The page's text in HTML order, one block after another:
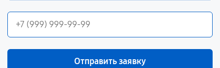
Отправить заявку